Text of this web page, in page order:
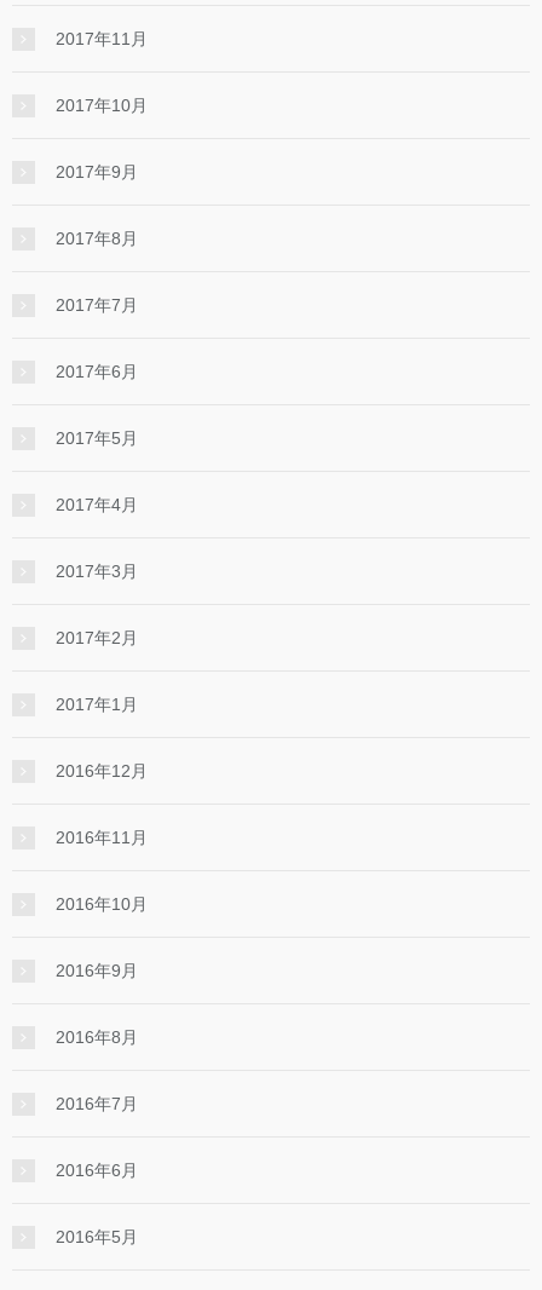
2017年11月
2017年10月
2017年9月
2017年8月
2017年7月
2017年6月
2017年5月
2017年4月
2017年3月
2017年2月
2017年1月
2016年12月
2016年11月
2016年10月
2016年9月
2016年8月
2016年7月
2016年6月
2016年5月